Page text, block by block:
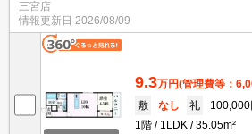
のでお早めにご予約ください。他社掲載
です。
三宮店
情報更新日 2026/08/09
9.3万円(管理費等：
敷
なし 礼
100,000
1階
1LDK 35.05m²